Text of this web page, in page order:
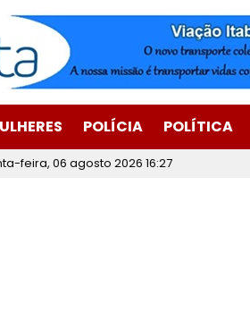
POLÍCIA POLÍTICA
feira, 06 agosto 2026 16:27